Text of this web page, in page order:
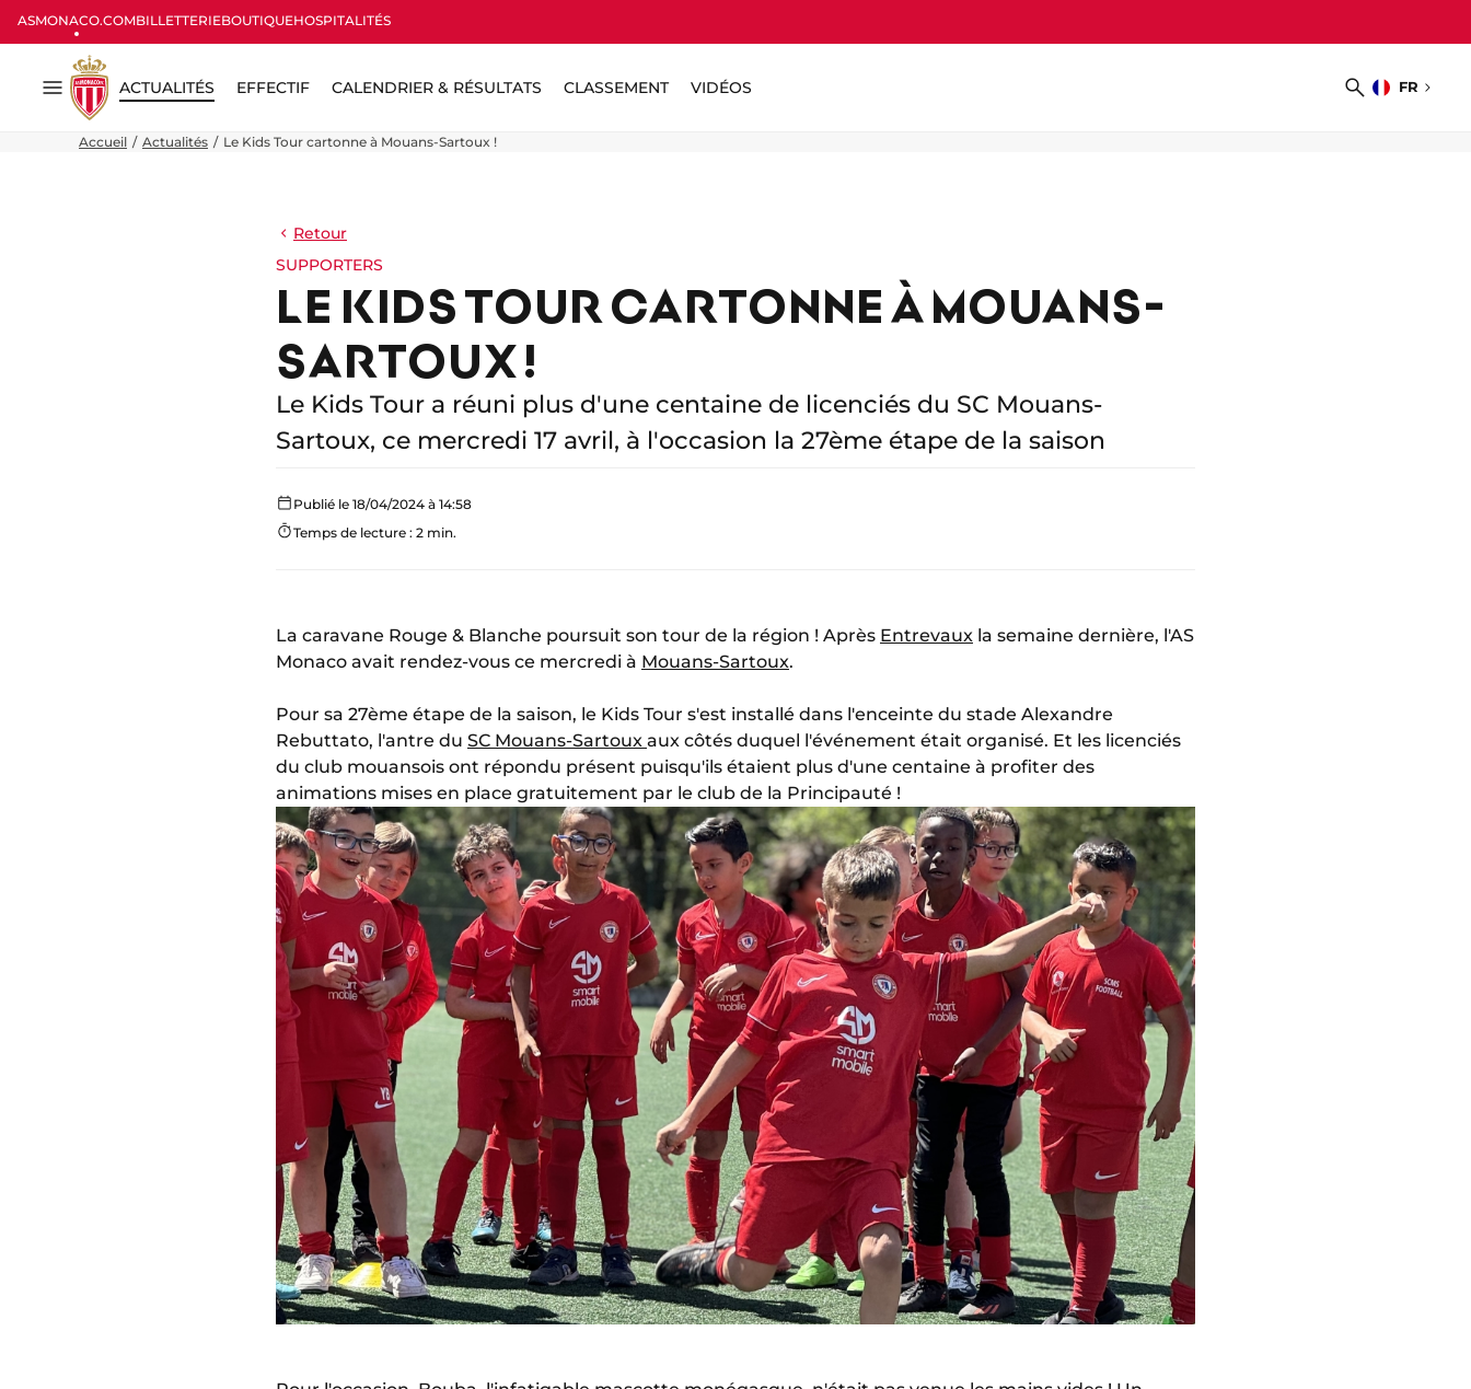
ASMONACO.COMBILLETTERIEBOUTIQUEHOSPITALITÉS
Menu
ACTUALITÉS EFFECTIF CALENDRIER & RÉSULTATS CLASSEMENT VIDÉOS
Recherche
FR
Choisir
Accueil Actualités Le Kids Tour cartonne à Mouans-Sartoux !
Retour
SUPPORTERS
LE KIDS TOUR CARTONNE À MOUANS-
SARTOUX !
Le Kids Tour a réuni plus d'une centaine de licenciés du SC Mouans-
Sartoux, ce mercredi 17 avril, à l'occasion la 27ème étape de la saison
Publié le 18/04/2024 à 14:58
Temps de lecture : 2 min.
La caravane Rouge & Blanche poursuit son tour de la région ! Après Entrevaux la semaine dernière, l'AS
Monaco avait rendez-vous ce mercredi à Mouans-Sartoux.
Pour sa 27ème étape de la saison, le Kids Tour s'est installé dans l'enceinte du stade Alexandre
Rebuttato, l'antre du SC Mouans-Sartoux aux côtés duquel l'événement était organisé. Et les licenciés
du club mouansois ont répondu présent puisqu'ils étaient plus d'une centaine à profiter des
animations mises en place gratuitement par le club de la Principauté !